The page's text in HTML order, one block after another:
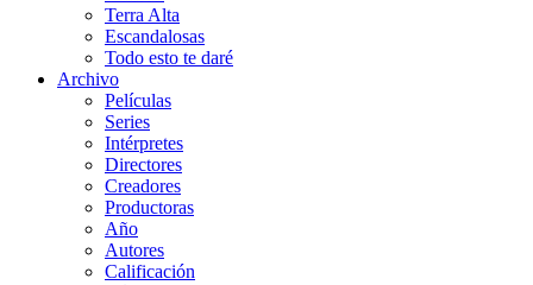
Terra Alta
Escandalosas
Todo esto te daré
Archivo
Películas
Series
Intérpretes
Directores
Creadores
Productoras
Año
Autores
Calificación